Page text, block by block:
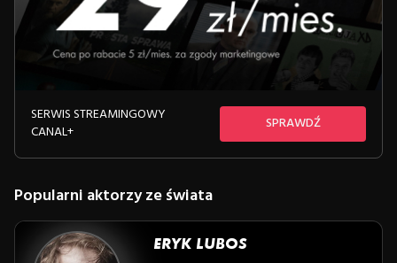
SERWIS STREAMINGOWY
CANAL+
SPRAWDŹ
Popularni aktorzy ze świata
ERYK LUBOS